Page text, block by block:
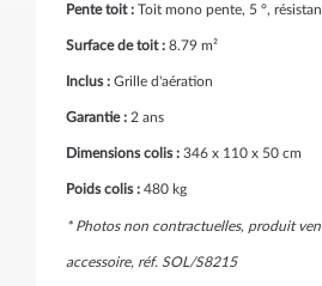
Pente toit : Toit mono pente, 5 °,
Surface de toit : 8.79 m²
Inclus : Grille d'aération
Garantie : 2 ans
Dimensions colis : 346 x 110 x 50 cm
Poids colis : 480 kg
* Photos non contractuelles, produit
accessoire, réf. SOL/S8215